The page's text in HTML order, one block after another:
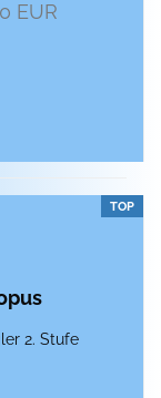
EUR
TOP
2. Stufe